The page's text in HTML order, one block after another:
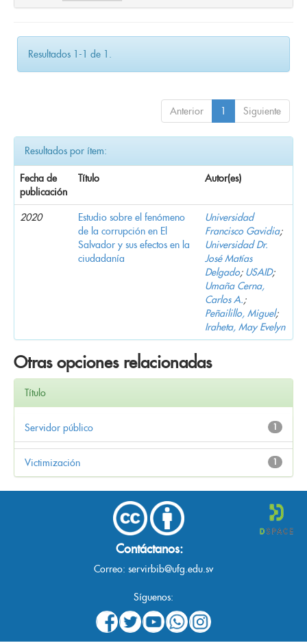
Resultados 1-1 de 1.
Anterior 1 Siguiente
Resultados por ítem:
Fecha de
publicación
Título Autor(es)
2020
Estudio sobre el fenómeno
de la corrupción en El
Salvador y sus efectos en la
ciudadanía
Universidad
Francisco Gavidia;
Universidad Dr.
José Matías
Delgado; USAID;
Umaña Cerna,
Carlos A.;
Peñailillo, Miguel;
Iraheta, May Evelyn
Otras opciones relacionadas
Título
1
Servidor público
1
Victimización
Contáctanos:
Correo: servirbib@ufg.edu.sv
Síguenos: